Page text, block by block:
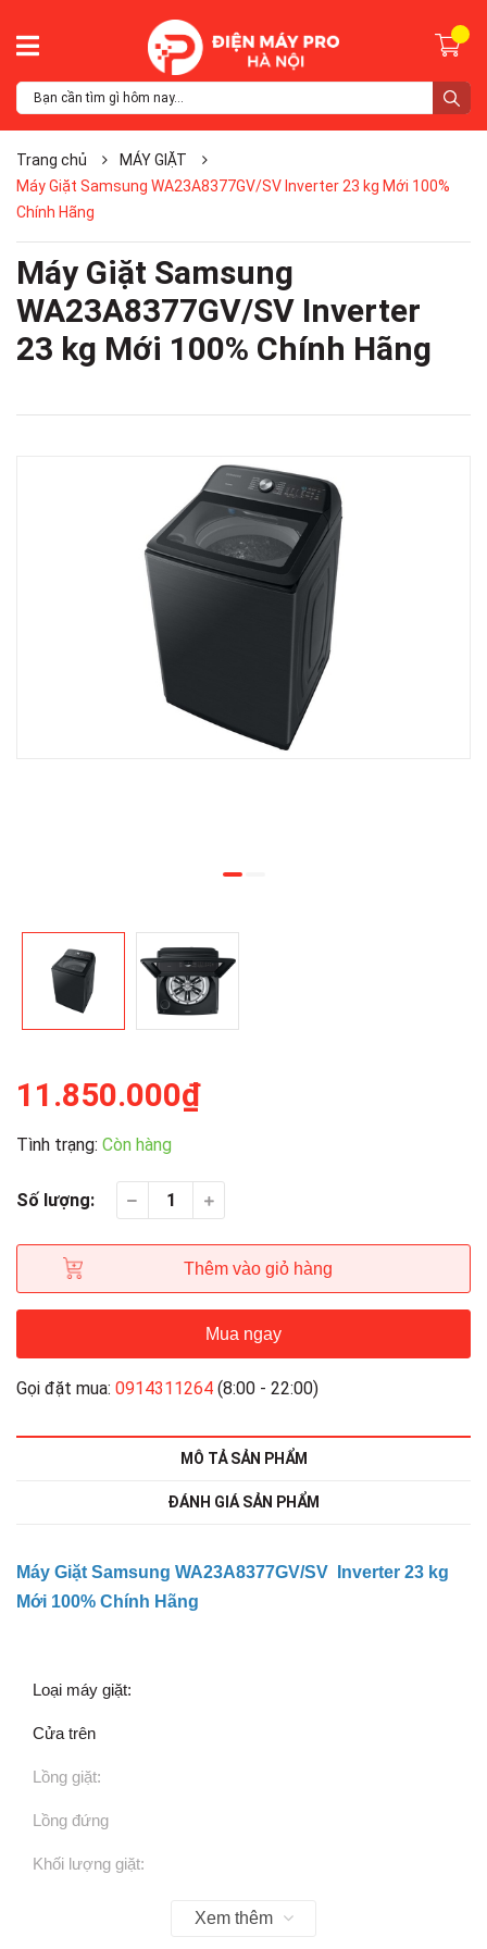
Trang chủ
MÁY GIẶT
Máy Giặt Samsung WA23A8377GV/SV Inverter 23 kg Mới 100%
Chính Hãng
Máy Giặt Samsung
WA23A8377GV/SV Inverter
23 kg Mới 100% Chính Hãng
11.850.000₫
Tình trạng: Còn hàng
Số lượng:
Thêm vào giỏ hàng
Mua ngay
Gọi đặt mua: 0914311264 (8:00 - 22:00)
MÔ TẢ SẢN PHẨM
ĐÁNH GIÁ SẢN PHẨM
Máy Giặt Samsung WA23A8377GV/SV Inverter 23 kg
Mới 100% Chính Hãng
Loại máy giặt:
Cửa trên
Lồng giặt:
Lồng đứng
Khối lượng giặt:
Xem thêm